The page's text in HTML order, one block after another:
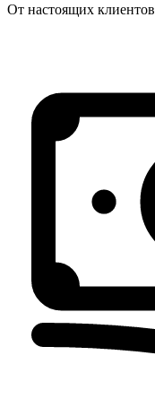
От настоящих клиентов